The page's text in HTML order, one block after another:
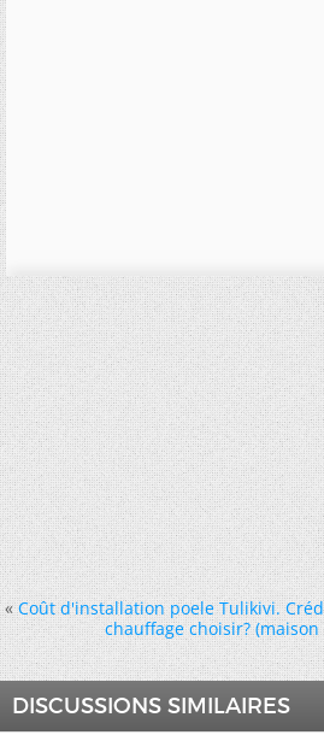
« Coût d'installation poele Tulikivi.
chauffage choisir?
DISCUSSIONS SIMILAIRES